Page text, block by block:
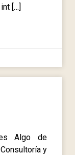
[…]
Algo de
y